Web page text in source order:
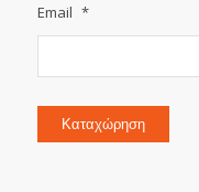
Email *
Καταχώρηση